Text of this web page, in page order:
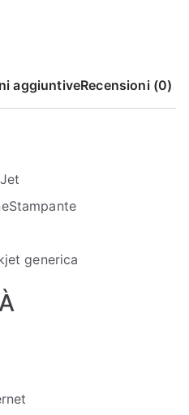
aggiuntiveRecensioni (0)
Stampante
generica